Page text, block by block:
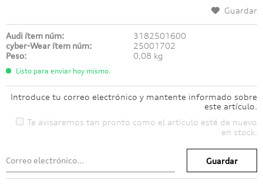
Guardar
Audi ítem núm:
3182501600
cyber-Wear ítem núm:
25001702
Peso:
0,08 kg
Listo para enviar hoy mismo.
Introduce tu correo electrónico y mantente informado sobre
este artículo.
Te avisaremos tan pronto como el artículo esté de nuevo
en stock.
Guardar